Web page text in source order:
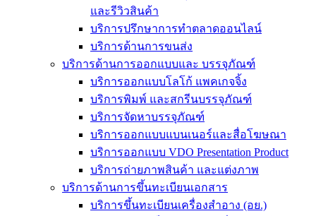
และรีวิวสินค้า
บริการปรึกษาการทำตลาดออนไลน์
บริการด้านการขนส่ง
บริการด้านการออกแบบและ บรรจุภัณฑ์
บริการออกแบบโลโก้ แพคเกจจิ้ง
บริการพิมพ์ และสกรีนบรรจุภัณฑ์
บริการจัดหาบรรจุภัณฑ์
บริการออกแบบแบนเนอร์และสื่อโฆษณา
บริการออกแบบ VDO Presentation Product
บริการถ่ายภาพสินค้า และแต่งภาพ
บริการด้านการขึ้นทะเบียนเอกสาร
บริการขึ้นทะเบียนเครื่องสำอาง (อย.)